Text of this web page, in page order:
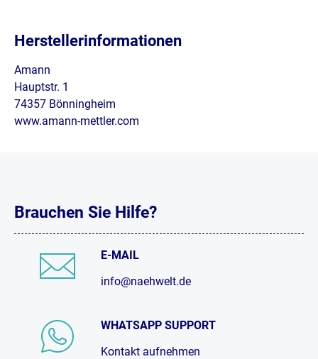
Herstellerinformationen
Amann
Hauptstr. 1
74357 Bönningheim
www.amann-mettler.com
Brauchen Sie Hilfe?
E-MAIL
info@naehwelt.de
WHATSAPP SUPPORT
Kontakt aufnehmen